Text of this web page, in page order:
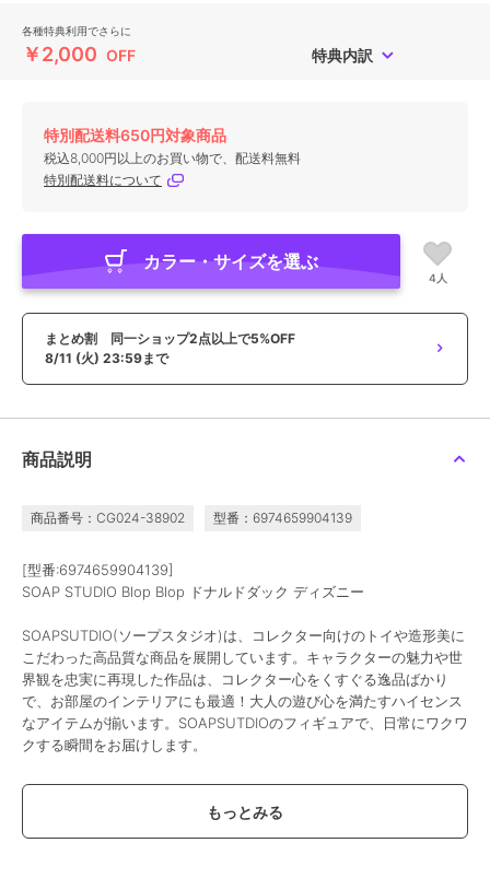
各種特典利用でさらに
￥2,000 OFF 特典内訳
特別配送料650円対象商品
税込8,000円以上のお買い物で、配送料無料
特別配送料について
カラー・サイズを選ぶ
4人
まとめ割 同一ショップ2点以上で5%OFF
8/11 (火) 23:59まで
商品説明
商品番号：CG024-38902 型番：6974659904139
[型番:6974659904139]
SOAP STUDIO Blop Blop ドナルドダック ディズニー
SOAPSUTDIO(ソープスタジオ)は、コレクター向けのトイや造形美に
こだわった高品質な商品を展開しています。キャラクターの魅力や世
界観を忠実に再現した作品は、コレクター心をくすぐる逸品ばかり
で、お部屋のインテリアにも最適！大人の遊び心を満たすハイセンス
なアイテムが揃います。SOAPSUTDIOのフィギュアで、日常にワクワ
クする瞬間をお届けします。